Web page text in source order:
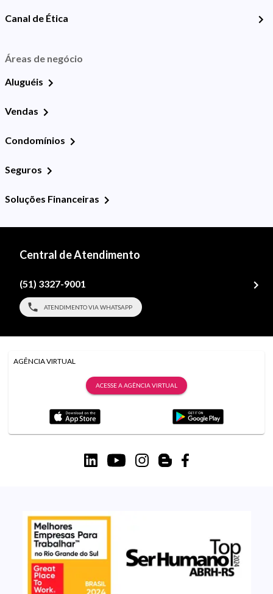
Canal de Ética
Áreas de negócio
Aluguéis
Vendas
Condomínios
Seguros
Soluções Financeiras
Central de Atendimento
(51) 3327-9001
ATENDIMENTO VIA WHATSAPP
AGÊNCIA VIRTUAL
ACESSE A AGÊNCIA VIRTUAL